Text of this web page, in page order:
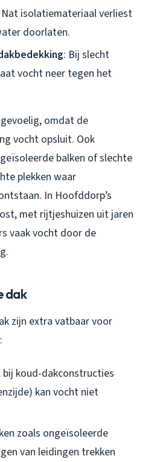
Nat isolatiemateriaal verliest
doorlaten.
: Bij slecht
vocht neer tegen het
omdat de
vocht opsluit. Ook
balken of slechte
plekken waar
In Hoofddorp’s
met rijtjeshuizen uit jaren
vaak vocht door de
dak
zijn extra vatbaar voor
:
bij koud-dakconstructies
kan vocht niet
zoals ongeïsoleerde
van leidingen trekken